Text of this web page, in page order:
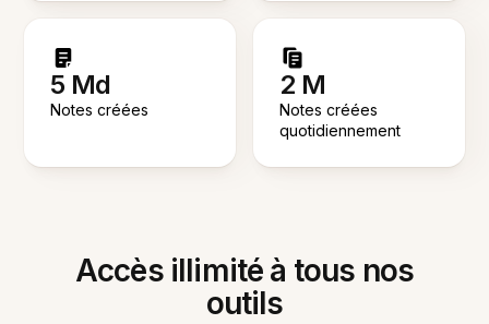
5 Md
Notes créées
2 M
Notes créées
quotidiennement
Accès illimité à tous nos
outils